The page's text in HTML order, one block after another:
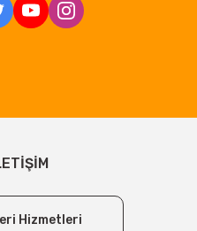
Hizmetleri